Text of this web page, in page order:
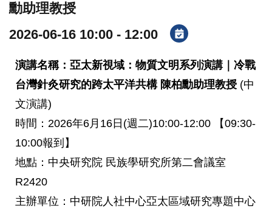
勳助理教授
2026-06-16 10:00 - 12:00
演講名稱：亞太新視域：物質文明系列演講｜冷戰
台灣針灸研究的跨太平洋共構 陳柏勳助理教授 (中
文演講)
時間：2026年6月16日(週二)10:00-12:00 【09:30-
10:00報到】
地點：中央研究院 民族學研究所第二會議室
R2420
主辦單位：中研院人社中心亞太區域研究專題中心